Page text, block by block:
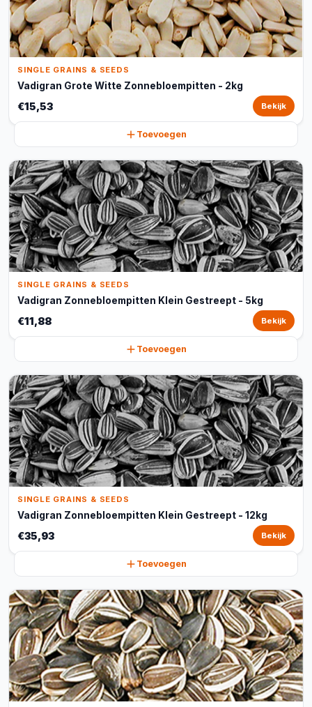
SINGLE GRAINS & SEEDS
Vadigran Grote Witte Zonnebloempitten - 2kg
€15,53 Bekijk
Toevoegen
SINGLE GRAINS & SEEDS
Vadigran Zonnebloempitten Klein Gestreept - 5kg
€11,88 Bekijk
Toevoegen
SINGLE GRAINS & SEEDS
Vadigran Zonnebloempitten Klein Gestreept - 12kg
€35,93 Bekijk
Toevoegen